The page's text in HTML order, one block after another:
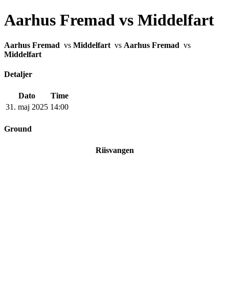
Aarhus Fremad vs Middelfart
Aarhus Fremad vs Middelfart vs Aarhus Fremad vs
Middelfart
Detaljer
Dato
Time
31. maj 2025 14:00
Ground
Riisvangen